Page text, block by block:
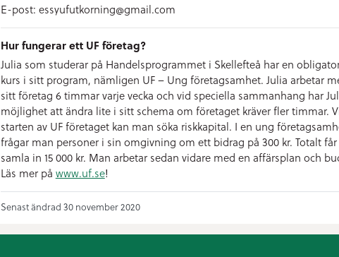
E-post: essyufutkorning@gmail.com
Hur fungerar ett UF företag?
Julia som studerar på Handelsprogrammet i Skellefteå har en
kurs i sitt program, nämligen UF – Ung företagsamhet. Julia arbetar
sitt företag 6 timmar varje vecka och vid speciella sammanhang har
möjlighet att ändra lite i sitt schema om företaget kräver fler timmar.
starten av UF företaget kan man söka riskkapital. I en ung
frågar man personer i sin omgivning om ett bidrag på 300 kr. Totalt
samla in 15 000 kr. Man arbetar sedan vidare med en affärsplan och
Läs mer på www.uf.se!
Senast ändrad 30 november 2020